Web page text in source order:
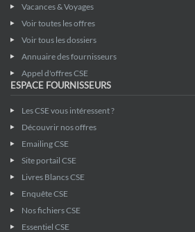
Vacances & Voyages
Voir toutes les offres
Voir tous les dossiers
Annuaire des fournisseurs
Appel d'offres CSE
ESPACE FOURNISSEURS
Les CSE vous intéressent ?
Découvrir nos offres
Emailing CSE
Site portail CSE
Livres Blancs CSE
Enquête CSE
Nos fichiers CSE
Essentiel CSE